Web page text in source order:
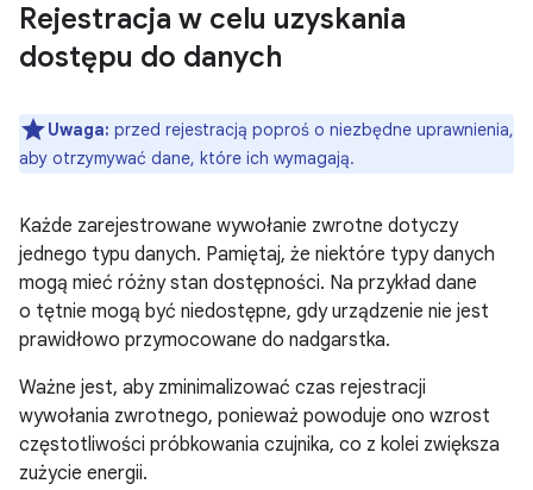
Rejestracja w celu uzyskania
dostępu do danych
Uwaga: przed rejestracją poproś o niezbędne uprawnienia,
aby otrzymywać dane, które ich wymagają.
Każde zarejestrowane wywołanie zwrotne dotyczy
jednego typu danych. Pamiętaj, że niektóre typy danych
mogą mieć różny stan dostępności. Na przykład dane
o tętnie mogą być niedostępne, gdy urządzenie nie jest
prawidłowo przymocowane do nadgarstka.
Ważne jest, aby zminimalizować czas rejestracji
wywołania zwrotnego, ponieważ powoduje ono wzrost
częstotliwości próbkowania czujnika, co z kolei zwiększa
zużycie energii.